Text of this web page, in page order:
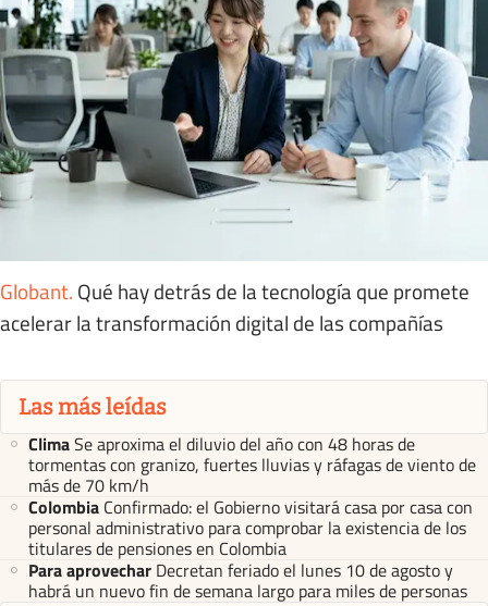
Globant. Qué hay detrás de la tecnología que promete
acelerar la transformación digital de las compañías
Las más leídas
ClimaSe aproxima el diluvio del año con 48 horas de
tormentas con granizo, fuertes lluvias y ráfagas de viento de
más de 70 km/h
Colombia Confirmado: el Gobierno visitará casa por casa con
personal administrativo para comprobar la existencia de los
titulares de pensiones en Colombia
Para aprovechar Decretan feriado el lunes 10 de agosto y
habrá un nuevo fin de semana largo para miles de personas